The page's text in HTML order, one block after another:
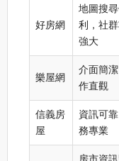
好房網
地圖搜
利，社
強大
樂屋網
介面簡
作直觀
信義房
屋
資訊可
務專業
房市資